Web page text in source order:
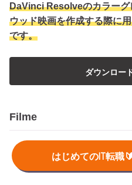
はじめてのIT転職
DaVinci Resolveのカラーグ
ウッド映画を作成する際に
です。
ダウンロー
Filme